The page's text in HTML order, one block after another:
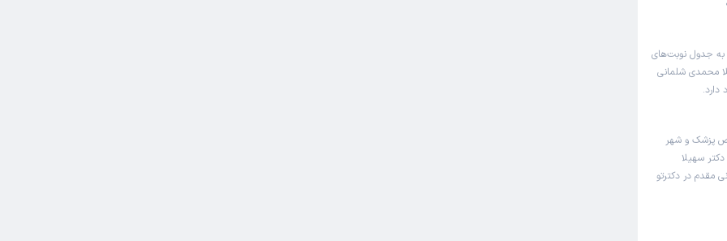
به جدول نوبت‌های
محمدی شلمانی
پزشک و شهر
سهیلا
مقدم در دکترتو